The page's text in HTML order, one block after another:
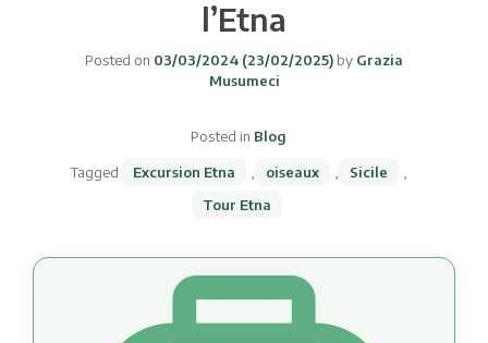
l’Etna
Posted on 03/03/2024 (23/02/2025) by Grazia
Musumeci
Posted in Blog
Tagged Excursion Etna oiseaux Sicile
Tour Etna